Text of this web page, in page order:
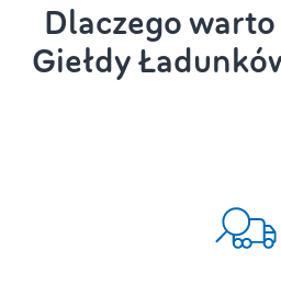
Dlaczego
Giełdy